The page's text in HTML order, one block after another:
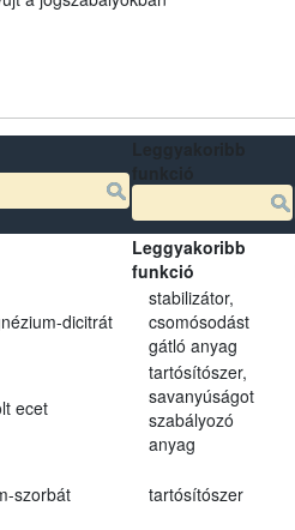
Leggyakoribb
funkció
dicitrát
stabilizátor,
csomósodást
gátló anyag
ecet
tartósítószer,
savanyúságot
szabályozó
anyag
szorbát tartósítószer